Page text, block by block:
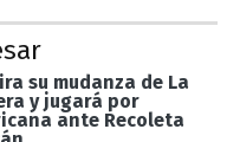
su mudanza de La
y jugará por
ante Recoleta